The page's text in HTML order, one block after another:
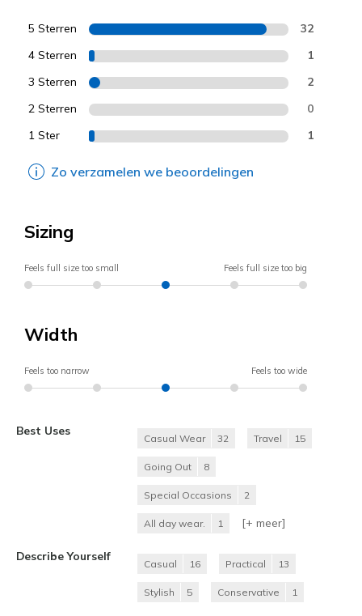
5 Sterren 32
4 Sterren 1
3 Sterren 2
2 Sterren 0
1 Ster 1
Zo verzamelen we beoordelingen
Sizing
Feels full size too small Feels full size too big
Width
Feels too narrow Feels too wide
Best Uses
Casual Wear 32 Travel 15
Going Out 8
Special Occasions 2
All day wear. 1 [+ meer]
Describe Yourself
Casual 16 Practical 13
Stylish 5 Conservative 1